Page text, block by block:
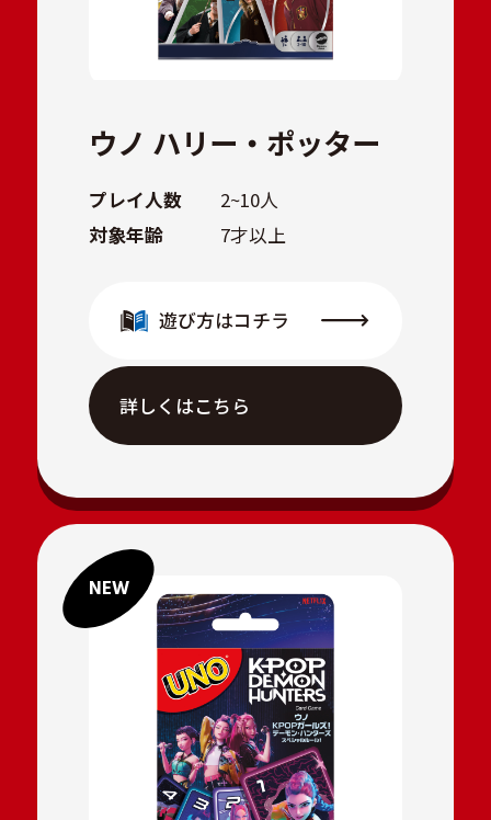
ウノ ハリー・ポッター
プレイ人数
2~10人
対象年齢
7才以上
遊び方はコチラ
詳しくはこちら